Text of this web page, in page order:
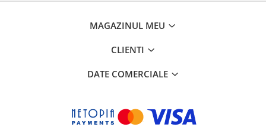
MAGAZINUL MEU
CLIENTI
DATE COMERCIALE